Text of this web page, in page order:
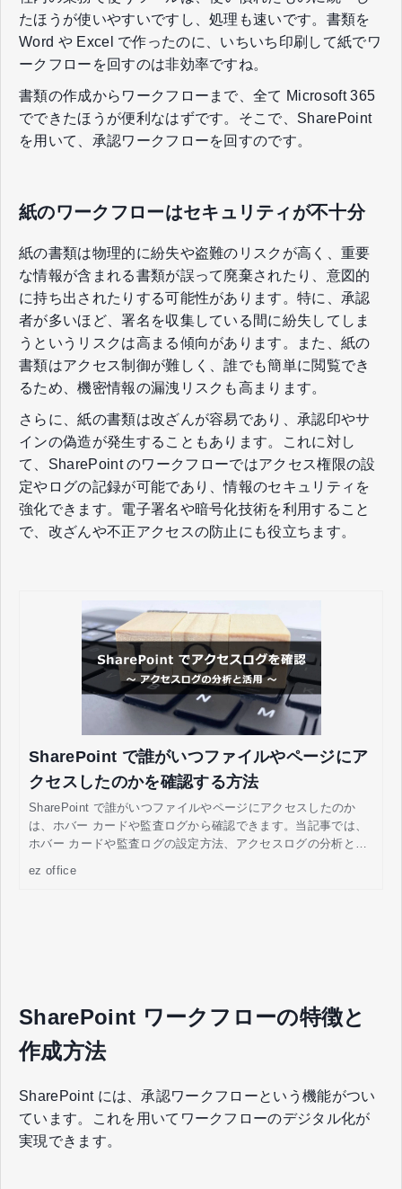
たほうが使いやすいですし、処理も速いです。書類を
Word や Excel で作ったのに、いちいち印刷して紙でワ
ークフローを回すのは非効率ですね。
書類の作成からワークフローまで、全て Microsoft 365
でできたほうが便利なはずです。そこで、SharePoint
を用いて、承認ワークフローを回すのです。
紙のワークフローはセキュリティが不十分
紙の書類は物理的に紛失や盗難のリスクが高く、重要
な情報が含まれる書類が誤って廃棄されたり、意図的
に持ち出されたりする可能性があります。特に、承認
者が多いほど、署名を収集している間に紛失してしま
うというリスクは高まる傾向があります。また、紙の
書類はアクセス制御が難しく、誰でも簡単に閲覧でき
るため、機密情報の漏洩リスクも高まります。
さらに、紙の書類は改ざんが容易であり、承認印やサ
インの偽造が発生することもあります。これに対し
て、SharePoint のワークフローではアクセス権限の設
定やログの記録が可能であり、情報のセキュリティを
強化できます。電子署名や暗号化技術を利用すること
で、改ざんや不正アクセスの防止にも役立ちます。
SharePoint で誰がいつファイルやページにア
クセスしたのかを確認する方法
SharePoint で誰がいつファイルやページにアクセスしたのか
は、ホバー カードや監査ログから確認できます。当記事では、
ホバー カードや監査ログの設定方法、アクセスログの分析と活
ez office
SharePoint ワークフローの特徴と
作成方法
SharePoint には、承認ワークフローという機能がつい
ています。これを用いてワークフローのデジタル化が
実現できます。